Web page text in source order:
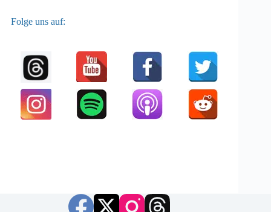
Folge uns auf: